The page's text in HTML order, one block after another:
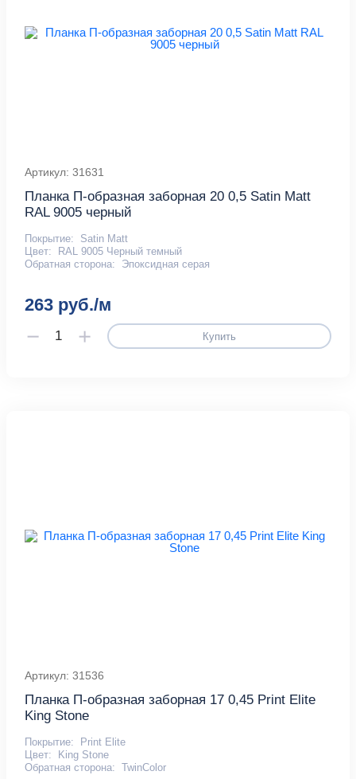
Артикул: 31631
Планка П-образная заборная 20 0,5 Satin Мatt
RAL 9005 черный
Покрытие:
Satin Matt
Цвет:
RAL 9005 Черный темный
Обратная сторона:
Эпоксидная серая
263 руб./м
Купить
Артикул: 31536
Планка П-образная заборная 17 0,45 Print Elite
King Stone
Покрытие:
Print Elite
Цвет:
King Stone
Обратная сторона: TwinColor